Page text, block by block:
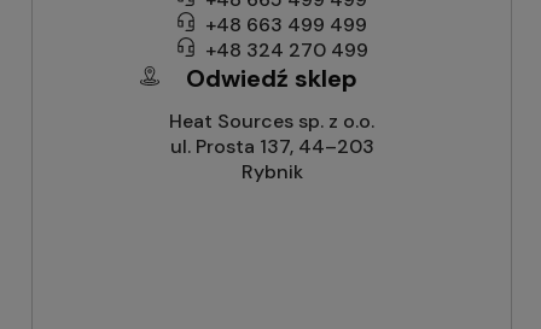
+48 663 499 499
+48 324 270 499
Odwiedź sklep
Heat Sources sp. z o.o.
ul. Prosta 137, 44–203
Rybnik